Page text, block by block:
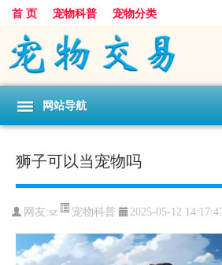
首 页 宠物科普 宠物分类
网站导航
狮子可以当宠物吗
网友:sz 宠物科普 2025-05-12